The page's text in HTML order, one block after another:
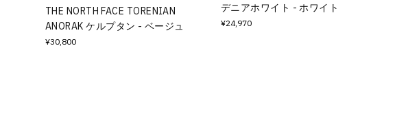
THE NORTH FACE TORENIAN
ANORAK ケルプタン - ベージュ
¥30,800
デニアホワイト - ホワイト
¥24,970